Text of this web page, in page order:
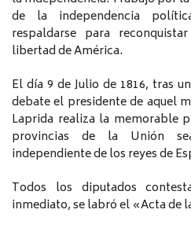
de la independencia
respaldarse para
libertad de América.
El día 9 de Julio de 1816, tras
debate el presidente de aquel
Laprida realiza la memorable
provincias de la Unión
independiente de los reyes de
Todos los diputados
inmediato, se labró el «Acta de